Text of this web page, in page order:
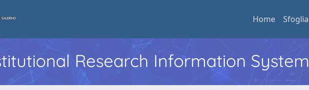
Home Sfoglia
Research Information System